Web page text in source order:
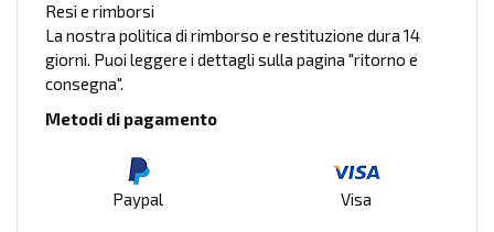
Resi e rimborsi
La nostra politica di rimborso e restituzione dura 14
giorni. Puoi leggere i dettagli sulla pagina "ritorno e
consegna".
Metodi di pagamento
Paypal Visa